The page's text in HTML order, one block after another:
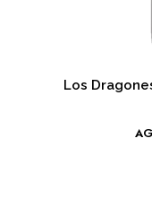
Los